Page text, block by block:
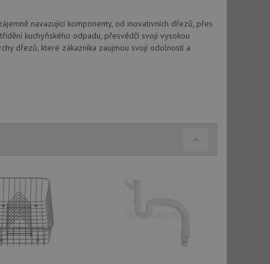
navazující komponenty, od inovativních dřezů, přes
kuchyňského odpadu, přesvědčí svojí vysokou
dřezů, které zákazníka zaujmou svojí odolností a
ale pokud je
ale pokud je
sledování
koncový uživatel
sledování
vložená do
používá novou